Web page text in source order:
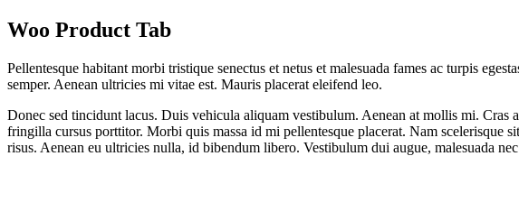
Woo Product Tab
Pellentesque habitant morbi tristique senectus et netus et malesuada fames ac turpis
semper. Aenean ultricies mi vitae est. Mauris placerat eleifend leo.
Donec sed tincidunt lacus. Duis vehicula aliquam vestibulum. Aenean at mollis mi.
fringilla cursus porttitor. Morbi quis massa id mi pellentesque placerat. Nam
risus. Aenean eu ultricies nulla, id bibendum libero. Vestibulum dui augue, malesuada